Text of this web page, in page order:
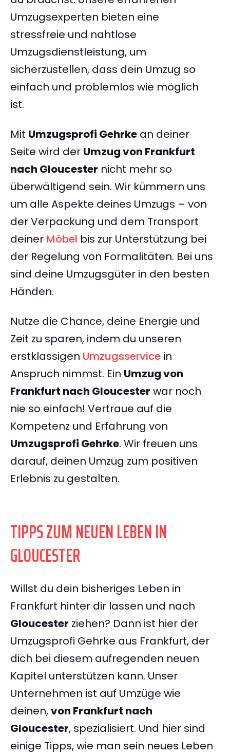
Umzugsexperten bieten eine
stressfreie und nahtlose
Umzugsdienstleistung, um
sicherzustellen, dass dein Umzug so
einfach und problemlos wie möglich
ist.
Mit Umzugsprofi Gehrke an deiner
Seite wird der Umzug von Frankfurt
nach Gloucester nicht mehr so
überwältigend sein. Wir kümmern uns
um alle Aspekte deines Umzugs – von
der Verpackung und dem Transport
deiner Möbel bis zur Unterstützung bei
der Regelung von Formalitäten. Bei uns
sind deine Umzugsgüter in den besten
Händen.
Nutze die Chance, deine Energie und
Zeit zu sparen, indem du unseren
erstklassigen Umzugsservice in
Anspruch nimmst. Ein Umzug von
Frankfurt nach Gloucester war noch
nie so einfach! Vertraue auf die
Kompetenz und Erfahrung von
Umzugsprofi Gehrke. Wir freuen uns
darauf, deinen Umzug zum positiven
Erlebnis zu gestalten.
TIPPS ZUM NEUEN LEBEN IN
GLOUCESTER
Willst du dein bisheriges Leben in
Frankfurt hinter dir lassen und nach
Gloucester ziehen? Dann ist hier der
Umzugsprofi Gehrke aus Frankfurt, der
dich bei diesem aufregenden neuen
Kapitel unterstützen kann. Unser
Unternehmen ist auf Umzüge wie
deinen,von Frankfurt nach
Gloucester, spezialisiert. Und hier sind
einige Tipps, wie man sein neues Leben